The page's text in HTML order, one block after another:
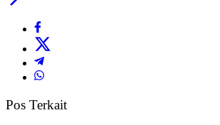
Pos Terkait